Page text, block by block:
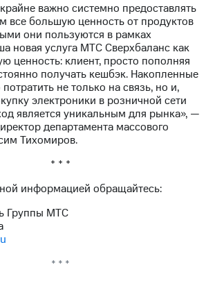
важно системно предоставлять
все большую ценность от продуктов
они пользуются в рамках
новая услуга МТС Сверхбаланс как
ценность: клиент, просто пополняя
получать кешбэк. Накопленные
не только на связь, но и,
электроники в розничной сети
является уникальным для рынка», —
департамента массового
Тихомиров.
* * *
информацией обращайтесь:
Группы МТС
* * *